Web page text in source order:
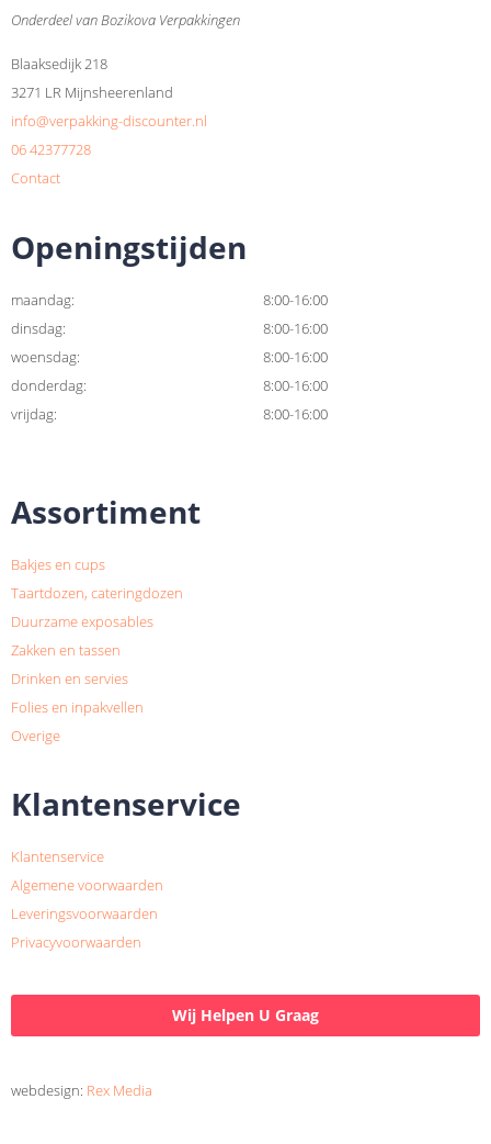
Onderdeel van Bozikova Verpakkingen
Blaaksedijk 218
3271 LR Mijnsheerenland
info@verpakking-discounter.nl
06 42377728
Contact
Openingstijden
maandag:
8:00-16:00
dinsdag:
8:00-16:00
woensdag:
8:00-16:00
donderdag:
8:00-16:00
vrijdag:
8:00-16:00
Assortiment
Bakjes en cups
Taartdozen, cateringdozen
Duurzame exposables
Zakken en tassen
Drinken en servies
Folies en inpakvellen
Overige
Klantenservice
Klantenservice
Algemene voorwaarden
Leveringsvoorwaarden
Privacyvoorwaarden
Wij Helpen U Graag
webdesign: Rex Media